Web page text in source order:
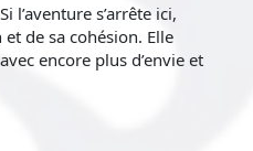
l’aventure s’arrête ici,
de sa cohésion. Elle
encore plus d’envie et